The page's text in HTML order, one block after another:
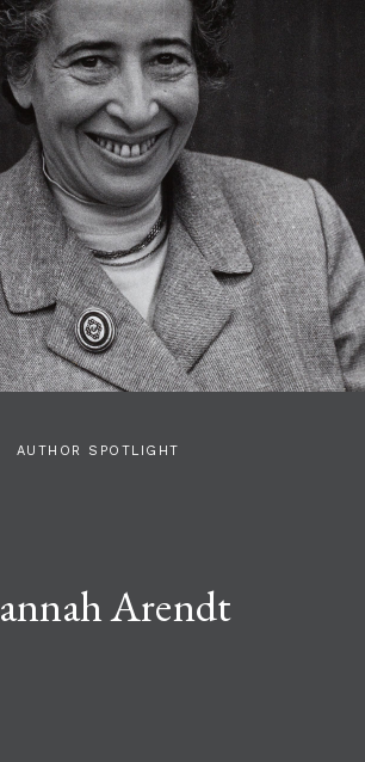
AUTHOR SPOTLIGHT
Arendt